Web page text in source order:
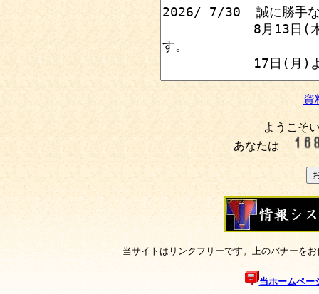
資
ようこそ
あなたは
当サイトはリンクフリーです。上のバナーを
当ホームペー